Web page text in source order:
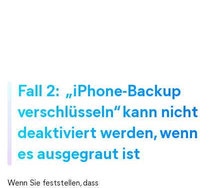
Fall 2: „iPhone-Backup
verschlüsseln“ kann nicht
deaktiviert werden, wenn
es ausgegraut ist
Wenn Sie feststellen, dass